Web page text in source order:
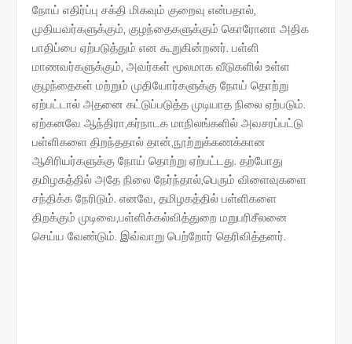
நோய் எதிர்ப்பு சக்தி மிகவும் குறைவு என்பதால்,
முதியவர்களுக்கும், குழந்தைகளுக்கும் கொரோனா அதிக
பாதிப்பை ஏற்படுத்தும் என கூறுகின்றனர். பள்ளி
மாணவர்களுக்கும், அவர்கள் மூலமாக வீடுகளில் உள்ள
குழந்தைகள் மற்றும் முதியோர்களுக்கு நோய் தொற்று
ஏற்பட்டால் அதனை கட்டுப்படுத்த முடியாத நிலை ஏற்படும்.
ஏற்கனவே ஆந்திரா,கர்நாடக மாநிலங்களில் அவசரப்பட்டு
பள்ளிகளை திறந்ததால் தான்,நூற்றுக்கணக்கான
ஆசிரியர்களுக்கு நோய் தொற்று ஏற்பட்டது. தற்போது
தமிழகத்தில் அதே நிலை நேர்ந்தால்,பெரும் விளைவுகளை
சந்திக்க நேரிடும். எனவே, தமிழகத்தில் பள்ளிகளை
திறக்கும் முடிவை,பள்ளிக்கல்வித்துறை மறுபரிசீலனை
செய்ய வேண்டும். இவ்வாறு பெற்றோர் தெரிவித்தனர்.